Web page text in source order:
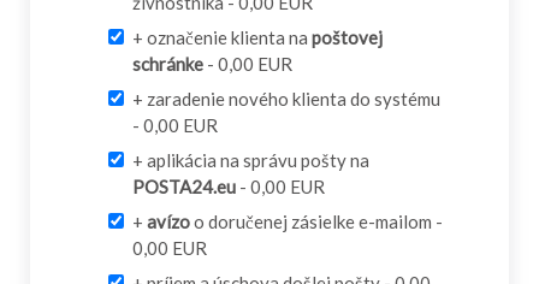
+ označenie klienta na poštovej
schránke - 0,00 EUR
+ zaradenie nového klienta do systému
- 0,00 EUR
+ aplikácia na správu pošty na
POSTA24.eu - 0,00 EUR
+ avízoo doručenej zásielke e-mailom -
0,00 EUR